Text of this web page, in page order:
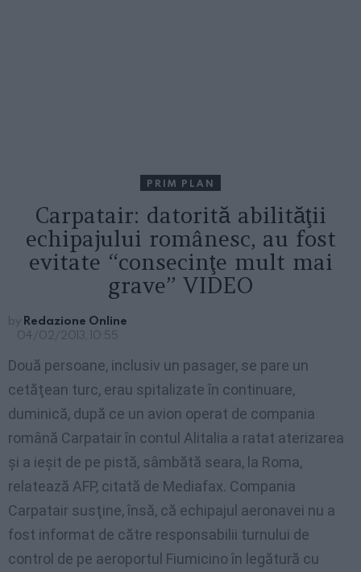
PRIM PLAN
Carpatair: datorită abilităţii
echipajului românesc, au fost
evitate “consecinţe mult mai
grave” VIDEO
by Redazione Online
04/02/2013, 10:55
Două persoane, inclusiv un pasager, se pare un
cetăţean turc, erau spitalizate în continuare,
duminică, după ce un avion operat de compania
română Carpatair în contul Alitalia a ratat aterizarea
şi a ieşit de pe pistă, sâmbătă seara, la Roma,
relatează AFP, citată de Mediafax. Compania
Carpatair susţine, însă, că echipajul aeronavei nu a
fost informat de către responsabilii turnului de
control de pe aeroportul Fiumicino în legătură cu